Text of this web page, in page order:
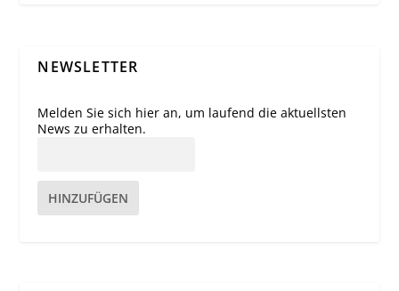
NEWSLETTER
Melden Sie sich hier an, um laufend die aktuellsten
News zu erhalten.
HINZUFÜGEN